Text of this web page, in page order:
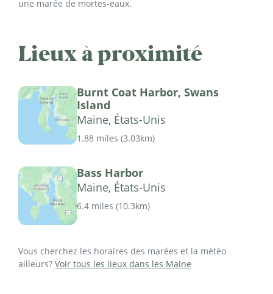
une marée de mortes-eaux.
Lieux à proximité
Burnt Coat Harbor, Swans
Island
Maine, États-Unis
1.88 miles (3.03km)
Bass Harbor
Maine, États-Unis
6.4 miles (10.3km)
Vous cherchez les horaires des marées et la météo
ailleurs? Voir tous les lieux dans les Maine